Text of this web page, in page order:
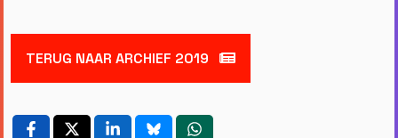
TERUG NAAR ARCHIEF 2019